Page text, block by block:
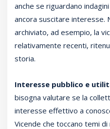
anche se riguardano
ancora suscitare interesse.
archiviato, ad esempio, la
relativamente recenti,
storia.
Interesse pubblico e
bisogna valutare se la
interesse effettivo a
Vicende che toccano temi di